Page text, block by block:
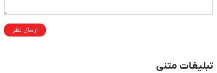
ارسال نظر
تبلیغات متنی